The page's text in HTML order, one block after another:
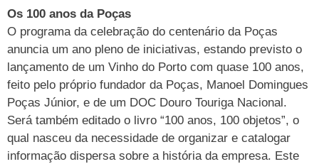
Os 100 anos da Poças
O programa da celebração do centenário da Poças
anuncia um ano pleno de iniciativas, estando previsto o
lançamento de um Vinho do Porto com quase 100 anos,
feito pelo próprio fundador da Poças, Manoel Domingues
Poças Júnior, e de um DOC Douro Touriga Nacional.
Será também editado o livro “100 anos, 100 objetos”, o
qual nasceu da necessidade de organizar e catalogar
informação dispersa sobre a história da empresa. Este